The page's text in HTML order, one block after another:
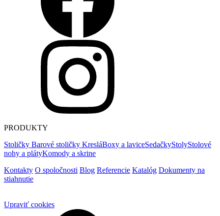
PRODUKTY
Stoličky Barové stoličky KresláBoxy a laviceSedačkyStolyStolové
nohy a plátyKomody a skrine
Kontakty O spoločnosti Blog Referencie Katalóg Dokumenty na
stiahnutie
Upraviť cookies